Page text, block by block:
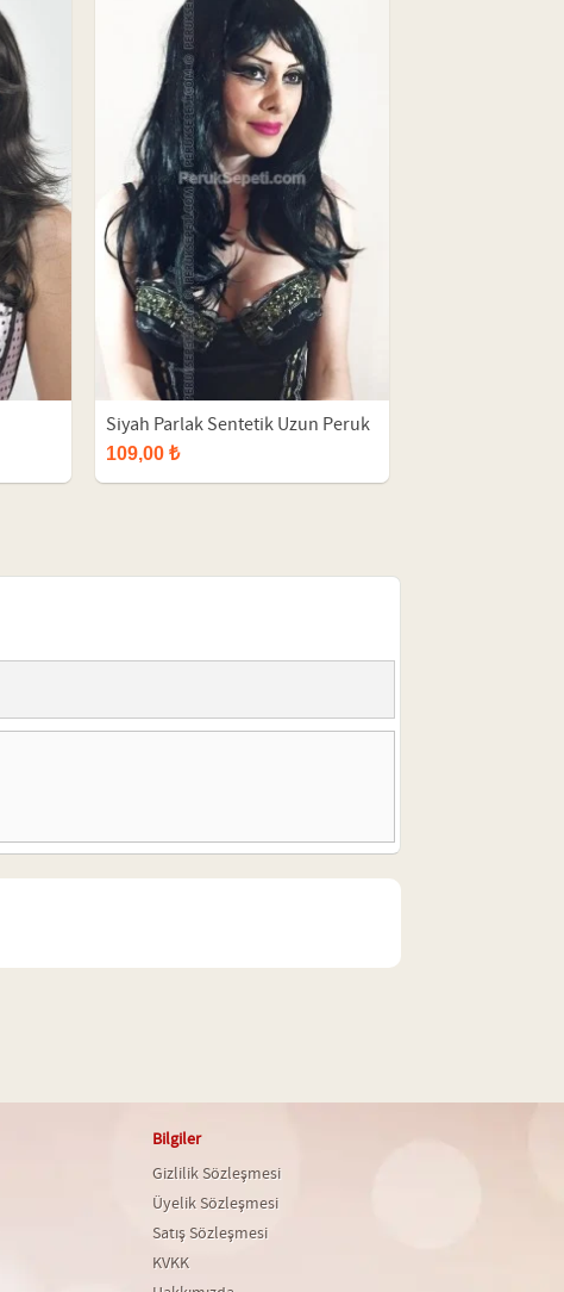
Siyah Parlak Sentetik Uzun Peruk
109,00 ₺
Bilgiler
Gizlilik Sözleşmesi
Üyelik Sözleşmesi
Satış Sözleşmesi
KVKK